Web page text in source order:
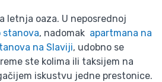
letnja oaza. U neposrednoj
stanova, nadomak apartmana na
na Slaviji, udobno se
ste kolima ili taksijem na
iskustvu jedne prestonice.